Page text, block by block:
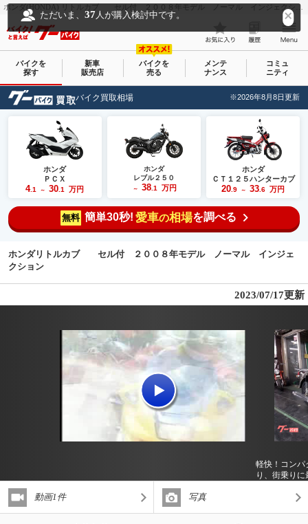
ホンダ(HONDA) リトルカブ セル付 ２００８年モデル ノーマル インジェクション｜クレイジーモーターワークスムカイ｜新車・中古バイクなら【グーバイク(GooBike)】
ただいま、37 人が購入検討中です。
バイクを
探す
新車
販売店
バイクを
売る
メンテ
ナンス
コミュ
ニティ
バイク買取相場 ※2026年8月8日更新
ホンダ
ＰＣＸ
4.1 ～ 30 .1 万円
ホンダ
レブル２５０
～ 38.1 万円
ホンダ
ＣＴ１２５ハンターカブ
20 .9 ～ 33 .6 万円
無料 簡単30秒! 愛車の相場を調べる
ホンダリトルカブ セル付 ２００８年モデル ノーマル インジェ
クション
2023/07/17更新
軽快！コンパ
り、街乗りに
動画1件 写真